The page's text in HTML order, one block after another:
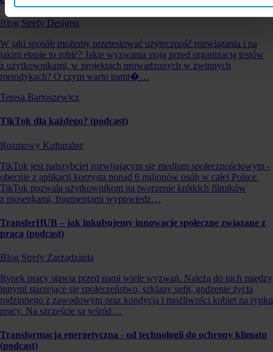
Blog Strefy Designu
W jaki sposób możemy przetestować użyteczność rozwiązania i na
jakim etapie to robić? Jakie wyzwania stoją przed organizacją testów
z użytkownikami, w projektach prowadzonych w zwinnych
metodykach? O czym warto pami�…
Teresa Bartoszewicz
TikTok dla każdego? (podcast)
Rozmowy Kulturalne
TikTok jest najszybciej rozwijającym się medium społecznościowym -
obecnie z aplikacji korzysta ponad 6 milionów osób w całej Polsce.
TikTok pozwala użytkownikom na tworzenie krótkich filmików
z piosenkami, fragmentami wypowiedz…
TransferHUB – jak inkubujemy innowacje społeczne związane z
pracą (podcast)
Blog Strefy Zarządzania
Rynek pracy stawia przed nami wiele wyzwań. Należą do nich między
innymi starzejące się społeczeństwo, szklany sufit, godzenie życia
rodzinnego z zawodowym oraz kondycja i możliwości kobiet na rynku
pracy. Na szczęście są wśród…
Transformacja energetyczna - od technologii do ochrony klimatu
(podcast)